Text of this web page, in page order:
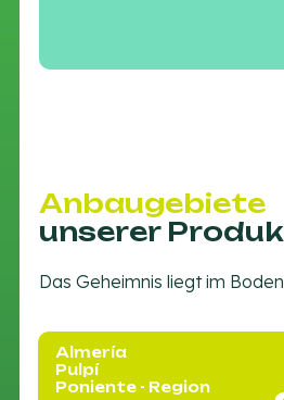
Anbaugebiete
unserer
Das Geheimnis liegt im
Almería
Pulpí
Poniente - Region